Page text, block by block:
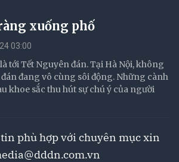
xuống phố
03:00
tới Tết Nguyên đán. Tại Hà Nội, không
đang vô cùng sôi động. Những cành
khoe sắc thu hút sự chú ý của người
phù hợp với chuyên mục xin